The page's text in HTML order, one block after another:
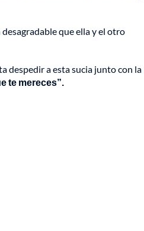
que ella y el otro
despedir a esta sucia junto con la
te mereces”.